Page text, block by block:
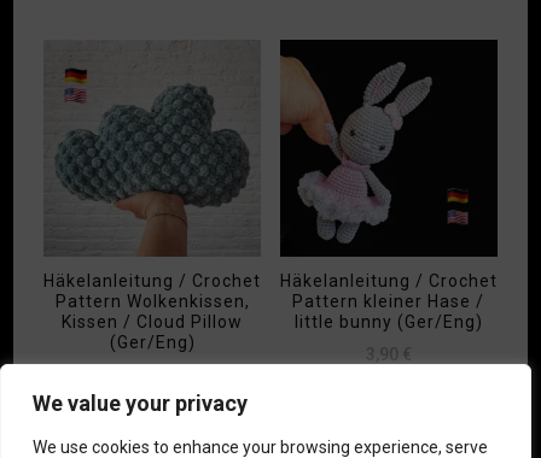
We value your privacy
We use cookies to enhance your browsing experience, serve
Häkelanleitung / Crochet
Pattern Wolkenkissen,
Kissen / Cloud Pillow
(Ger/Eng)
Häkelanleitung / Crochet
Pattern kleiner Hase /
little bunny (Ger/Eng)
3,90 €